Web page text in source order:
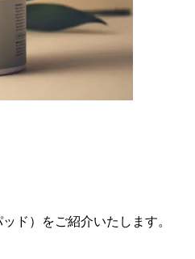
ド）をご紹介いたします。